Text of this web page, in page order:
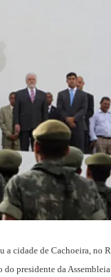
a cidade de Cachoeira, no
presidente da